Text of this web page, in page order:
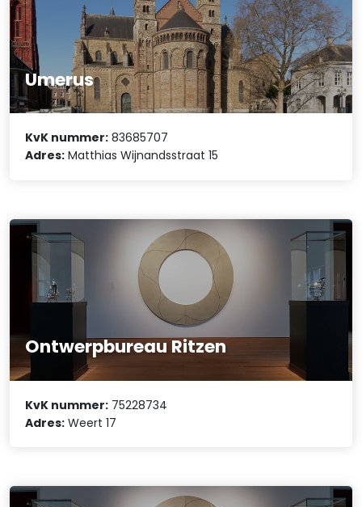
Umerus
KvK nummer: 83685707
Adres: Matthias Wijnandsstraat 15
Ontwerpbureau Ritzen
KvK nummer: 75228734
Adres: Weert 17